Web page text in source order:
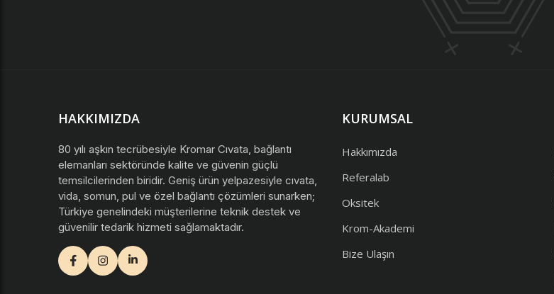
HAKKIMIZDA
80 yılı aşkın tecrübesiyle Kromar Cıvata, bağlantı
elemanları sektöründe kalite ve güvenin güçlü
temsilcilerinden biridir. Geniş ürün yelpazesiyle cıvata,
vida, somun, pul ve özel bağlantı çözümleri sunarken;
Türkiye genelindeki müşterilerine teknik destek ve
güvenilir tedarik hizmeti sağlamaktadır.
facebookinstagramyoutube
KURUMSAL
Hakkımızda
Referalab
Oksitek
Krom-Akademi
Bize Ulaşın